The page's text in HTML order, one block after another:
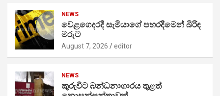
NEWS
වෙළගෙදරදී සැමියාගේ පහරදීමෙන් බිරිඳ
මරුට
August 7, 2026 editor
NEWS
කුරුවිට බන්ධනාගාරය තුළත්